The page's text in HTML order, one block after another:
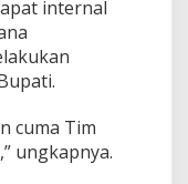
internal
cuma Tim
ungkapnya.